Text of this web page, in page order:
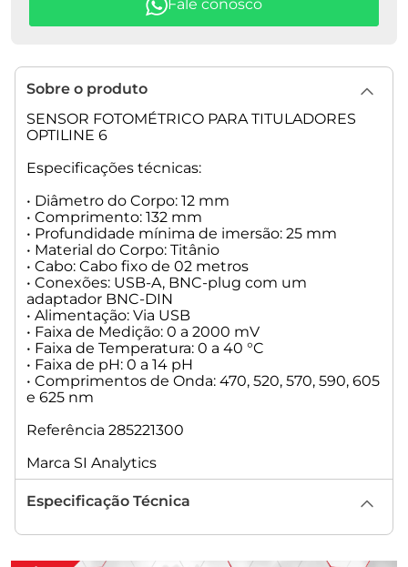
Fale conosco
Sobre o produto
SENSOR FOTOMÉTRICO PARA TITULADORES
OPTILINE 6
Especificações técnicas:
• Diâmetro do Corpo: 12 mm
• Comprimento: 132 mm
• Profundidade mínima de imersão: 25 mm
• Material do Corpo: Titânio
• Cabo: Cabo fixo de 02 metros
• Conexões: USB-A, BNC-plug com um
adaptador BNC-DIN
• Alimentação: Via USB
• Faixa de Medição: 0 a 2000 mV
• Faixa de Temperatura: 0 a 40 °C
• Faixa de pH: 0 a 14 pH
• Comprimentos de Onda: 470, 520, 570, 590, 605
e 625 nm
Referência 285221300
Marca SI Analytics
Especificação Técnica